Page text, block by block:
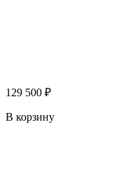
129 500 ₽
В корзину